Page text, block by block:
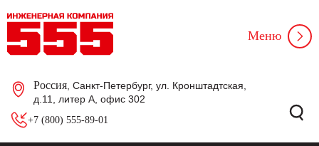
Россия , Санкт-Петербург, ул. Кронштадтская,
д.11, литер А, офис 302
+7 (800) 555-89-01
Меню